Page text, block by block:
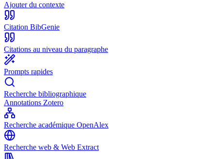
Ajouter du contexte
Citation BibGenie
Citations au niveau du paragraphe
Prompts rapides
Recherche bibliographique
Annotations Zotero
Recherche académique OpenAlex
Recherche web & Web Extract